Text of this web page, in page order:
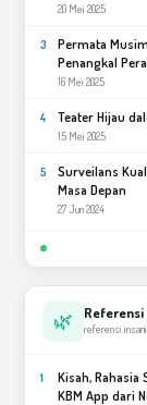
20 Mei 2025
3
Permata
Penangkal
16 Mei 2025
4 Teater Hijau
15 Mei 2025
5
Surveilans
Masa Depan
27 Jun 2024
🌿
1
Kisah, Rahasia
KBM App dari